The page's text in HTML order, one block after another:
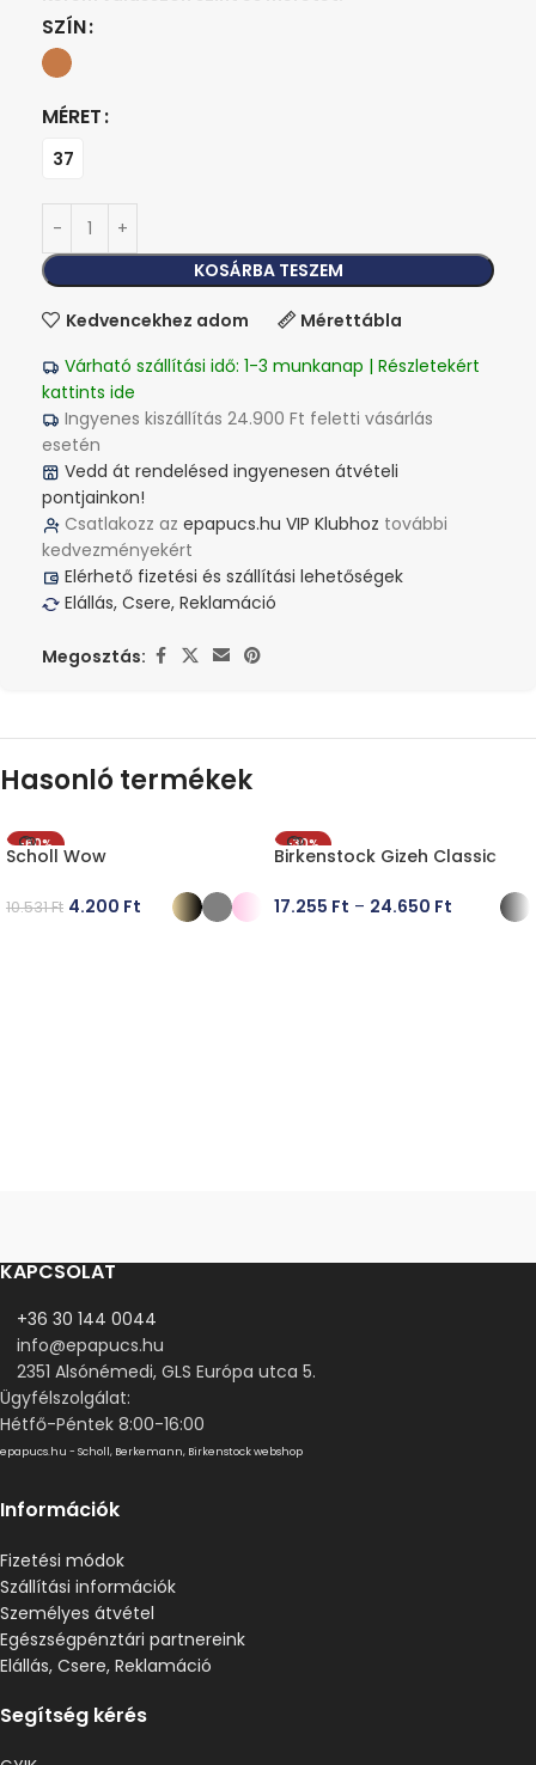
SZÍN
MÉRET
37
KOSÁRBA TESZEM
Kedvencekhez adom
Mérettábla
Várható szállítási idő: 1-3 munkanap | Részletekért
kattints ide
Ingyenes kiszállítás 24.900 Ft feletti vásárlás
esetén
Vedd át rendelésed ingyenesen átvételi
pontjainkon!
Csatlakozz az epapucs.hu VIP Klubhoz további
kedvezményekért
Elérhető fizetési és szállítási lehetőségek
Elállás, Csere, Reklamáció
Megosztás:
Hasonló termékek
-60%
Scholl Wow
10.531Ft 4.200 Ft
-30%
Birkenstock Gizeh Classic
17.255 Ft – 24.650 Ft
KAPCSOLAT
+36 30 144 0044
info@epapucs.hu
2351 Alsónémedi, GLS Európa utca 5.
Ügyfélszolgálat:
Hétfő-Péntek 8:00-16:00
epapucs.hu - Scholl, Berkemann, Birkenstock webshop
Információk
Fizetési módok
Szállítási információk
Személyes átvétel
Egészségpénztári partnereink
Elállás, Csere, Reklamáció
Segítség kérés